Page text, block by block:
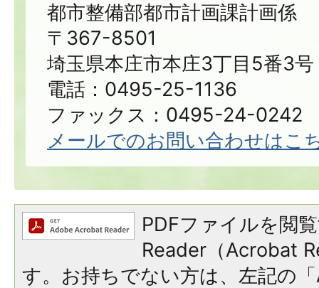
都市整備部都市計画課計画係
〒367-8501
埼玉県本庄市本庄3丁目5番3号
電話：0495-25-1136
ファックス：0495-24-0242
メールでのお問い合わせはこ
PDFファイルを閲
Reader（Acrobat
す。お持ちでない方は、左記の